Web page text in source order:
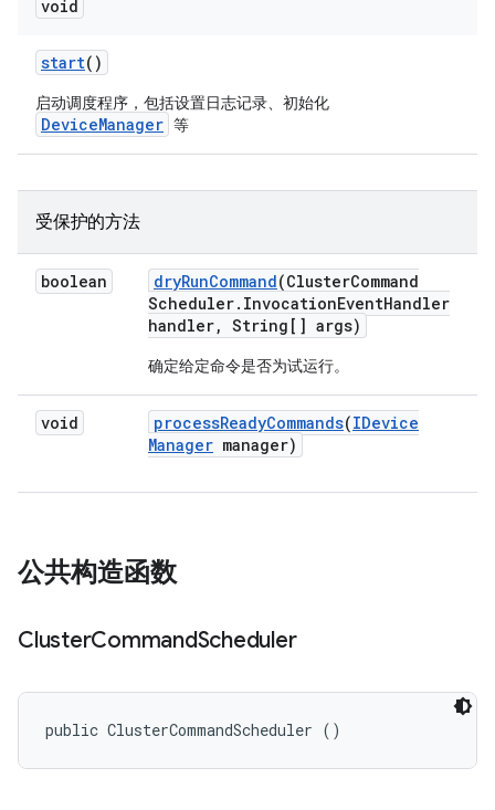
void
start()
启动调度程序，包括设置日志记录、初始化
DeviceManager 等
受保护的方法
boolean dryRunCommand(ClusterCommand
Scheduler. InvocationEventHandler
handler, String[] args)
确定给定命令是否为试运行。
void processReadyCommands(IDevice
Manager manager)
公共构造函数
ClusterCommandScheduler
public ClusterCommandScheduler ()